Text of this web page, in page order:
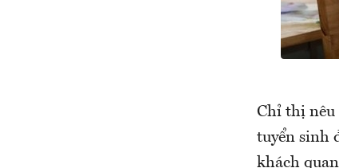
Chỉ thị nêu
tuyển sinh
khách